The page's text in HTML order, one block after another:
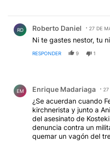
RD Roberto Daniel 27 DE
Ni te gastes nestor, tu
RESPONDER 9 1
EM Enrique Madariaga 27
¿Se acuerdan cuando
kirchnerista y junto a
del asesinato de
denuncia contra un
quemar un vagón del
que Feimann también